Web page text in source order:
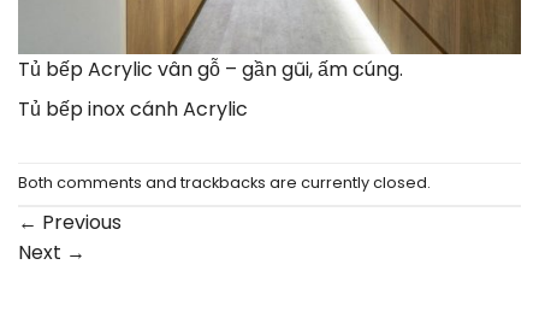
Tủ bếp Acrylic vân gỗ – gần gũi, ấm cúng.
Tủ bếp inox cánh Acrylic
Both comments and trackbacks are currently closed.
← Previous
Next →